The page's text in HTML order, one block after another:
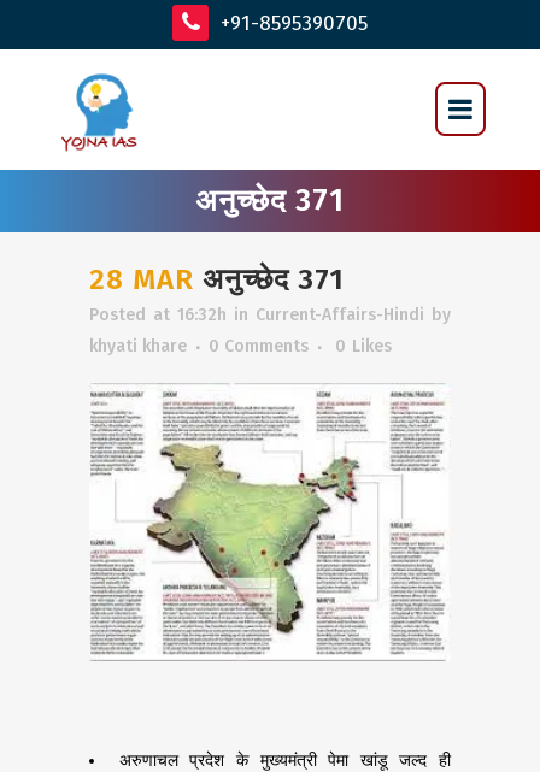
+91-8595390705
अनुच्छेद 371
28 MAR अनुच्छेद 371
Posted at 16:32h in Current-Affairs-Hindi by
khyati khare
0 Comments 0 Likes
अरुणाचल प्रदेश के मुख्यमंत्री पेमा खांडू जल्द ही